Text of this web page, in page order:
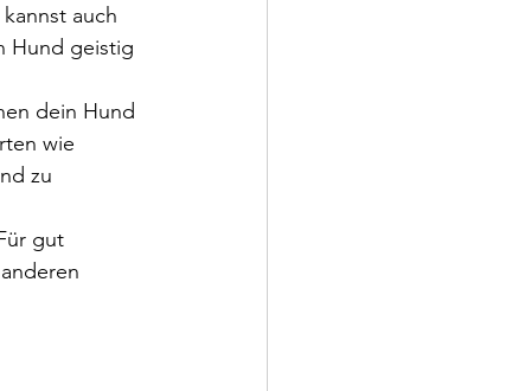
auch
Hund geistig
dein Hund
wie
zu
gut